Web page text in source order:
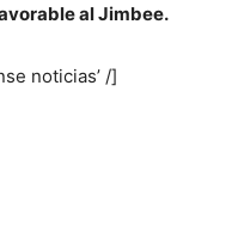
al Jimbee.
noticias’ /]